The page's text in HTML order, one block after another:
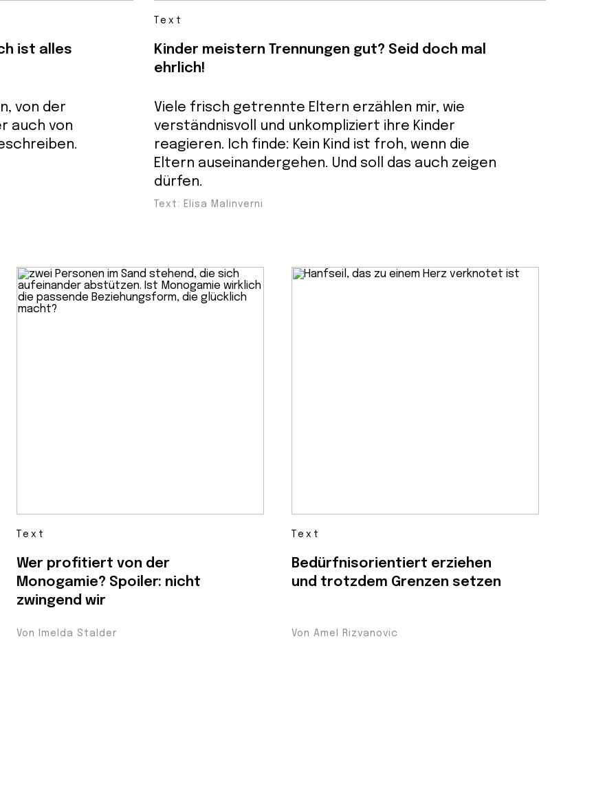
ist alles
von der
auch von
Text
Kinder meistern Trennungen gut? Seid doch mal
ehrlich!
Viele frisch getrennte Eltern erzählen mir, wie
verständnisvoll und unkompliziert ihre Kinder
reagieren. Ich finde: Kein Kind ist froh, wenn die
Eltern auseinandergehen. Und soll das auch zeigen
dürfen.
Text: Elisa Malinverni
Text
Wer profitiert von der
Monogamie? Spoiler: nicht
zwingend wir
Von Imelda Stalder
Text
Bedürfnisorientiert erziehen
und trotzdem Grenzen setzen
Von Amel Rizvanovic